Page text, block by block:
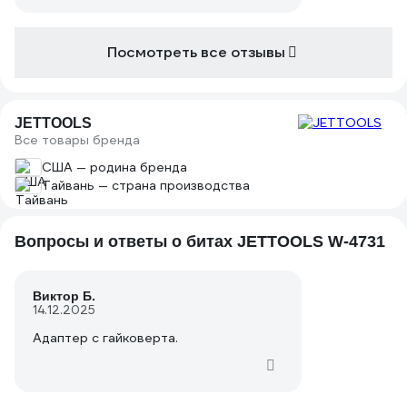
Посмотреть все отзывы
JETTOOLS
Все товары бренда
США — родина бренда
Тайвань — страна производства
Вопросы и ответы о битах JETTOOLS W-4731
Виктор Б.
14.12.2025
Адаптер с гайковерта.